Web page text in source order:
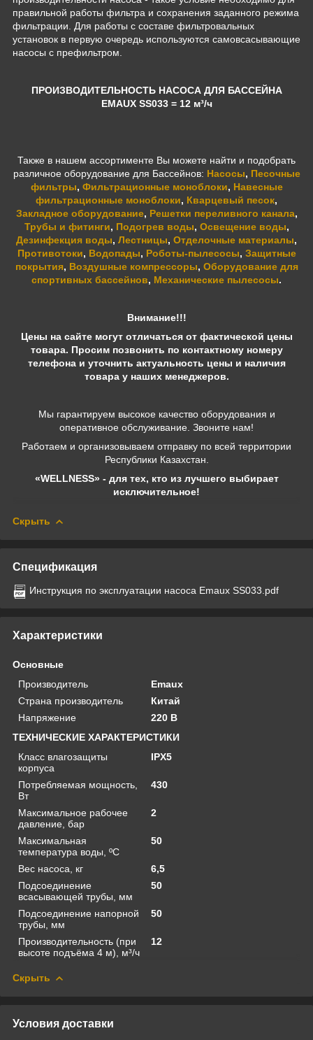
правильной работы фильтра и сохранения заданного режима
фильтрации. Для работы с составе фильтровальных
установок в первую очередь используются самовсасывающие
насосы с префильтром.
ПРОИЗВОДИТЕЛЬНОСТЬ НАСОСА ДЛЯ БАССЕЙНА
EMAUX SS033 = 12 м³/ч
Также в нашем ассортименте Вы можете найти и подобрать
различное оборудование для Бассейнов: Насосы, Песочные
фильтры, Фильтрационные моноблоки, Навесные
фильтрационные моноблоки, Кварцевый песок,
Закладное оборудование, Решетки переливного канала,
Трубы и фитинги, Подогрев воды, Освещение воды,
Дезинфекция воды, Лестницы, Отделочные материалы,
Противотоки, Водопады, Роботы-пылесосы, Защитные
покрытия, Воздушные компрессоры, Оборудование для
спортивных бассейнов, Механические пылесосы.
Внимание!!!
Цены на сайте могут отличаться от фактической цены
товара. Просим позвонить по контактному номеру
телефона и уточнить актуальность цены и наличия
товара у наших менеджеров.
Мы гарантируем высокое качество оборудования и
оперативное обслуживание. Звоните нам!
Работаем и организовываем отправку по всей территории
Республики Казахстан.
«WELLNESS» - для тех, кто из лучшего выбирает
исключительное!
Скрыть
Спецификация
Инструкция по эксплуатации насоса Emaux SS033.pdf
Характеристики
Основные
Производитель
Emaux
Страна производитель
Китай
Напряжение
220 В
ТЕХНИЧЕСКИЕ ХАРАКТЕРИСТИКИ
Класс влагозащиты
корпуса
IPX5
Потребляемая мощность,
Вт
430
Максимальное рабочее
давление, бар
2
Максимальная
температура воды, ºС
50
Вес насоса, кг
6,5
Подсоединение
всасывающей трубы, мм
50
Подсоединение напорной
трубы, мм
50
Производительность (при
высоте подъёма 4 м), м³/ч
12
Скрыть
Условия доставки